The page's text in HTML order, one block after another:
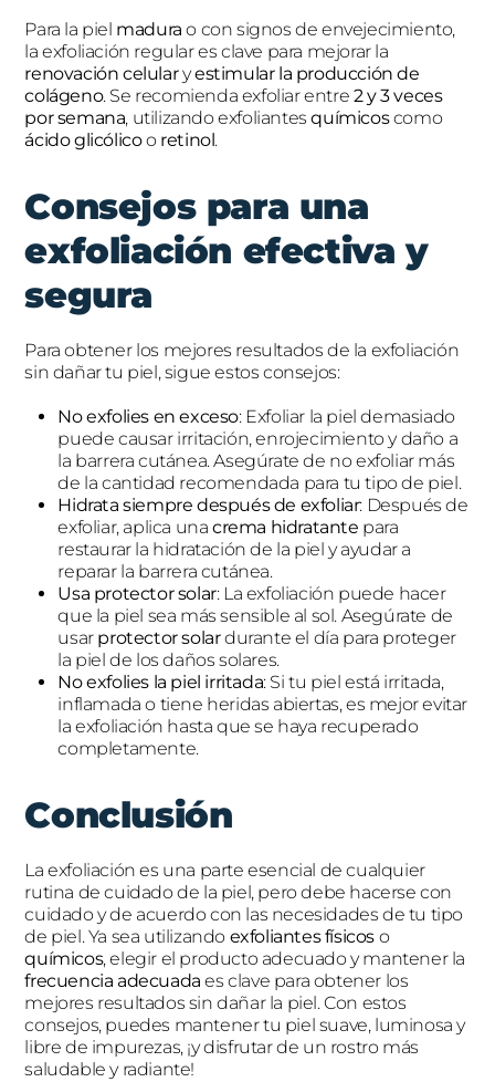
Para la piel madura o con signos de envejecimiento,
la exfoliación regular es clave para mejorar la
renovación celularyestimular la producción de
colágeno. Se recomienda exfoliar entre 2 y 3 veces
por semana, utilizando exfoliantesquímicoscomo
ácido glicólicoo retinol.
Consejos para una
exfoliación efectiva y
segura
Para obtener los mejores resultados de la exfoliación
sin dañar tu piel, sigue estos consejos:
No exfolies en exceso: Exfoliar la piel demasiado
puede causar irritación, enrojecimiento y daño a
la barrera cutánea. Asegúrate de no exfoliar más
de la cantidad recomendada para tu tipo de piel.
Hidrata siempre después de exfoliar: Después de
exfoliar, aplica unacrema hidratante para
restaurar la hidratación de la piel y ayudar a
reparar la barrera cutánea.
Usa protector solar: La exfoliación puede hacer
que la piel sea más sensible al sol. Asegúrate de
usar protector solardurante el día para proteger
la piel de los daños solares.
No exfolies la piel irritada: Si tu piel está irritada,
inflamada o tiene heridas abiertas, es mejor evitar
la exfoliación hasta que se haya recuperado
completamente.
Conclusión
La exfoliación es una parte esencial de cualquier
rutina de cuidado de la piel, pero debe hacerse con
cuidado y de acuerdo con las necesidades de tu tipo
de piel. Ya sea utilizando exfoliantes físicos o
químicos, elegir el producto adecuado y mantener la
frecuencia adecuada es clave para obtener los
mejores resultados sin dañar la piel. Con estos
consejos, puedes mantener tu piel suave, luminosa y
libre de impurezas, ¡y disfrutar de un rostro más
saludable y radiante!